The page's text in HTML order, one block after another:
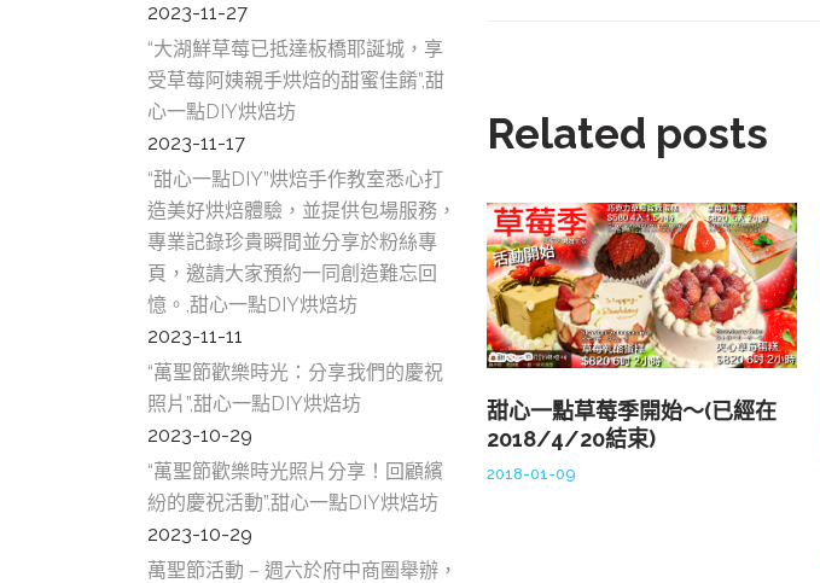
Related posts
甜心一點草莓季開始～(已經在
2018/4/20結束)
2018-01-09
2023-11-27
“大湖鮮草莓已抵達板橋耶誕城，享
受草莓阿姨親手烘焙的甜蜜佳餚”,甜
心一點DIY烘焙坊
2023-11-17
“甜心一點DIY”烘焙手作教室悉心打
造美好烘焙體驗，並提供包場服務，
專業記錄珍貴瞬間並分享於粉絲專
頁，邀請大家預約一同創造難忘回
憶。,甜心一點DIY烘焙坊
2023-11-11
“萬聖節歡樂時光：分享我們的慶祝
照片”,甜心一點DIY烘焙坊
2023-10-29
“萬聖節歡樂時光照片分享！回顧繽
紛的慶祝活動”,甜心一點DIY烘焙坊
2023-10-29
萬聖節活動 – 週六於府中商圈舉辦，